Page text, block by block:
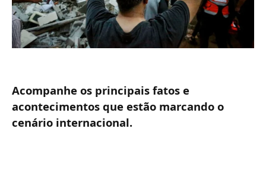
Acompanhe os principais fatos e
acontecimentos que estão marcando o
cenário internacional.